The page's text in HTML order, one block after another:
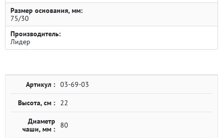
Размер основания, мм:
75/30
Производитель:
Лидер
Артикул : 03-69-03
Высота, см : 22
Диаметр
чаши, мм :
80